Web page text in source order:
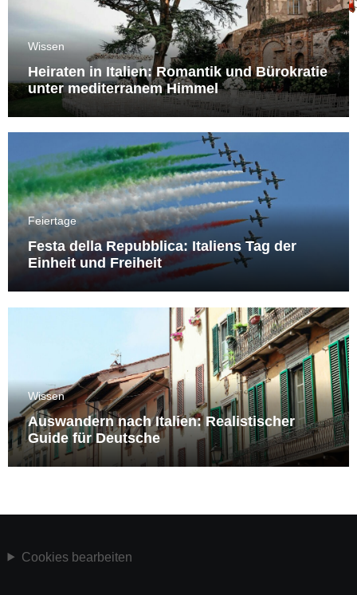
Wissen
Heiraten in Italien: Romantik und Bürokratie
unter mediterranem Himmel
Feiertage
Festa della Repubblica: Italiens Tag der
Einheit und Freiheit
Wissen
Auswandern nach Italien: Realistischer
Guide für Deutsche
Cookies bearbeiten